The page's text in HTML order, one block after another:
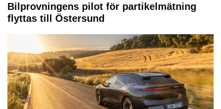
Bilprovningens pilot för partikelmätning
flyttas till Östersund